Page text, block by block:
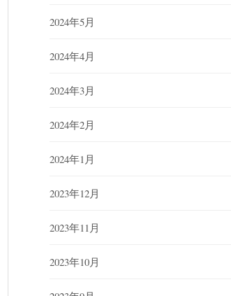
2024年5月
2024年4月
2024年3月
2024年2月
2024年1月
2023年12月
2023年11月
2023年10月